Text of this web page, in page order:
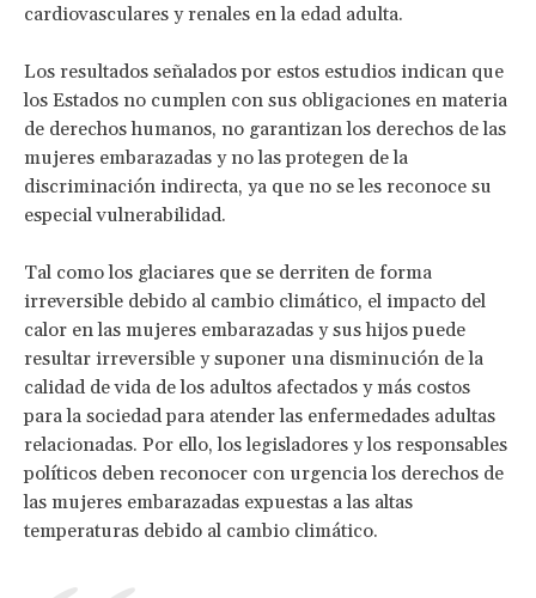
cardiovasculares y renales en la edad adulta.
Los resultados señalados por estos estudios indican que
los Estados no cumplen con sus obligaciones en materia
de derechos humanos, no garantizan los derechos de las
mujeres embarazadas y no las protegen de la
discriminación indirecta, ya que no se les reconoce su
especial vulnerabilidad.
Tal como los glaciares que se derriten de forma
irreversible debido al cambio climático, el impacto del
calor en las mujeres embarazadas y sus hijos puede
resultar irreversible y suponer una disminución de la
calidad de vida de los adultos afectados y más costos
para la sociedad para atender las enfermedades adultas
relacionadas. Por ello, los legisladores y los responsables
políticos deben reconocer con urgencia los derechos de
las mujeres embarazadas expuestas a las altas
temperaturas debido al cambio climático.